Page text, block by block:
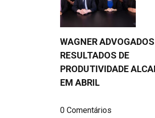
WAGNER
RESULTADOS DE
PRODUTIVIDADE
EM ABRIL
0 Comentários